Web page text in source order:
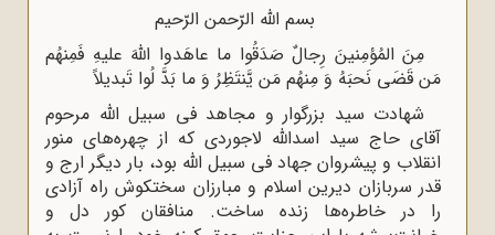
بسم اللّه‌ الرّحمن الرّحیم
مِنَ المُؤمِنینَ رِجالٌ صَدَقُوا ما عاهَدوا اللّهَ‌ علیهِ فَمِنهُم
مَن قَضَى نَحبَهُ وَ مِنهُم مَن یَّنتَظِرُ وَ ما بَدَّ‌ لُوا تَبدیلاً
شهادت سید بزرگوار و مجاهد فى سبیل اللّه‌ مرحوم
آقاى حاج سید اسداللّه‌ لاجوردى که از چهره‌هاى منور
انقلاب و پیشروان جهاد فى سبیل اللّه‌ بود، بار دیگر ارج و
قدر سربازان دیرین اسلام و مبارزان سختکوش راه آزادى
را در خاطره‌ها زنده ساخت. منافقان کور دل و